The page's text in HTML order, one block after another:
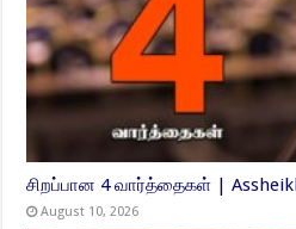
சிறப்பான 4 வார்த்தைகள் |
August 10, 2026